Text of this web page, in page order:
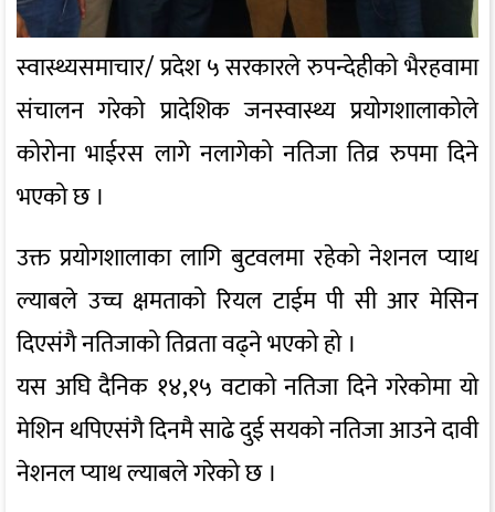
स्वास्थ्यसमाचार/ प्रदेश ५ सरकारले रुपन्देहीको भैरहवामा
संचालन गरेको प्रादेशिक जनस्वास्थ्य प्रयोगशालाकोले
कोरोना भाईरस लागे नलागेको नतिजा तिव्र रुपमा दिने
भएको छ ।
उक्त प्रयोगशालाका लागि बुटवलमा रहेको नेशनल प्याथ
ल्याबले उच्च क्षमताको रियल टाईम पी सी आर मेसिन
दिएसंगै नतिजाको तिव्रता वढ्ने भएको हो ।
यस अघि दैनिक १४,१५ वटाको नतिजा दिने गरेकोमा यो
मेशिन थपिएसंगै दिनमै साढे दुई सयको नतिजा आउने दावी
नेशनल प्याथ ल्याबले गरेको छ ।